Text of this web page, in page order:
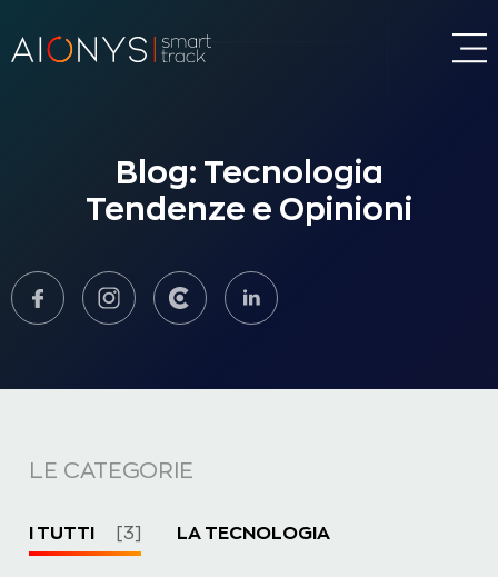
Blog: Tecnologia
Tendenze e Opinioni
LE CATEGORIE
I TUTTI [3] LA TECNOLOGIA